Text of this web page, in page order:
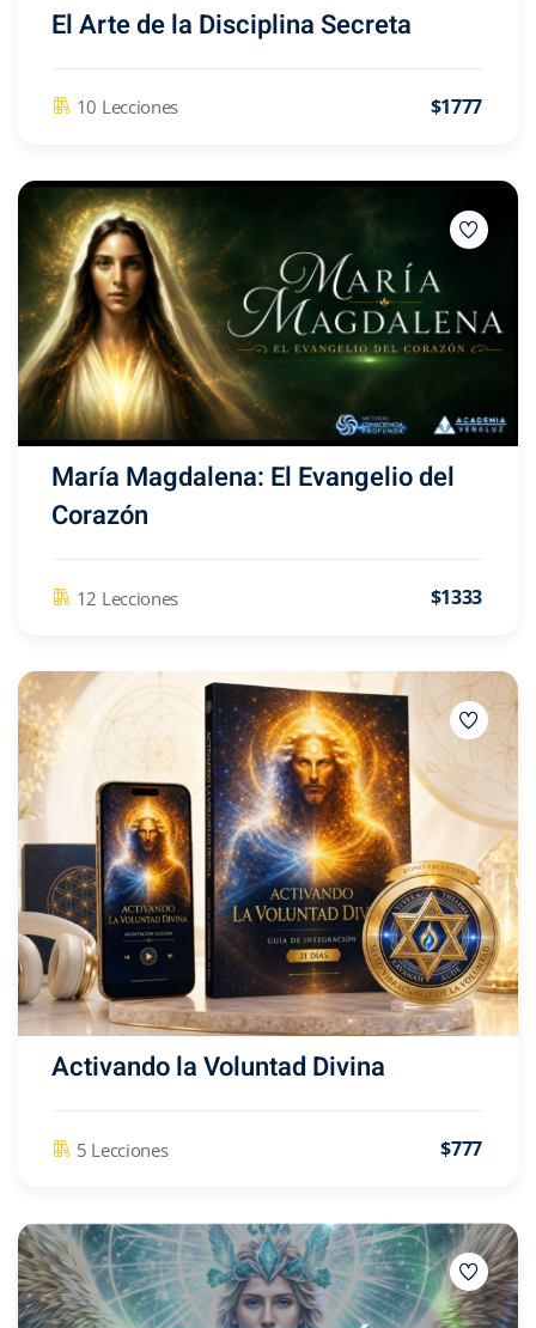
El Arte de la Disciplina Secreta
10 Lecciones $1777
María Magdalena: El Evangelio del
Corazón
12 Lecciones $1333
Activando la Voluntad Divina
5 Lecciones $777